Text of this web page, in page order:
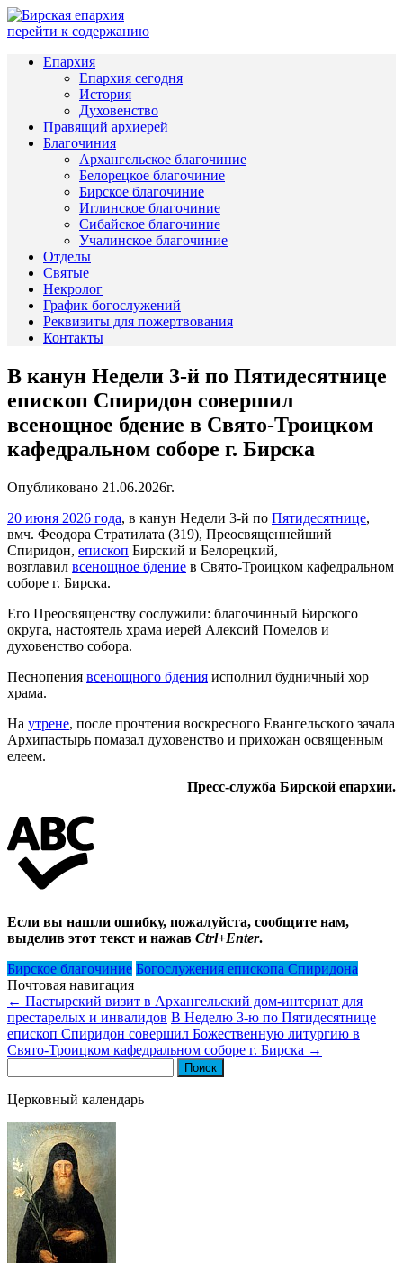
перейти к содержанию
Епархия
Епархия сегодня
История
Духовенство
Правящий архиерей
Благочиния
Архангельское благочиние
Белорецкое благочиние
Бирское благочиние
Иглинское благочиние
Сибайское благочиние
Учалинское благочиние
Отделы
Святые
Некролог
График богослужений
Реквизиты для пожертвования
Контакты
В канун Недели 3-й по Пятидесятнице
епископ Спиридон совершил
всенощное бдение в Свято-Троицком
кафедральном соборе г. Бирска
Опубликовано 21.06.2026г.
20 июня 2026 года, в канун Недели 3-й по Пятидесятнице,
вмч. Феодора Стратилата (319), Преосвященнейший
Спиридон, епископ Бирский и Белорецкий,
возглавил всенощное бдение в Свято-Троицком кафедральном
соборе г. Бирска.
Его Преосвященству сослужили: благочинный Бирского
округа, настоятель храма иерей Алексий Помелов и
духовенство собора.
Песнопения всенощного бдения исполнил будничный хор
храма.
На утрене, после прочтения воскресного Евангельского зачала
Архипастырь помазал духовенство и прихожан освященным
елеем.
Пресс-служба Бирской епархии.
Если вы нашли ошибку, пожалуйста, сообщите нам,
выделив этот текст и нажав Ctrl+Enter.
Бирское благочиние Богослужения епископа Спиридона
Почтовая навигация
← Пастырский визит в Архангельский дом-интернат для
престарелых и инвалидов В Неделю 3-ю по Пятидесятнице
епископ Спиридон совершил Божественную литургию в
Свято-Троицком кафедральном соборе г. Бирска →
Церковный календарь